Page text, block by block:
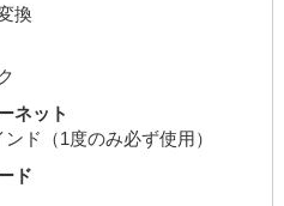
換
ネット
ド（1度のみ必ず使用）
ド